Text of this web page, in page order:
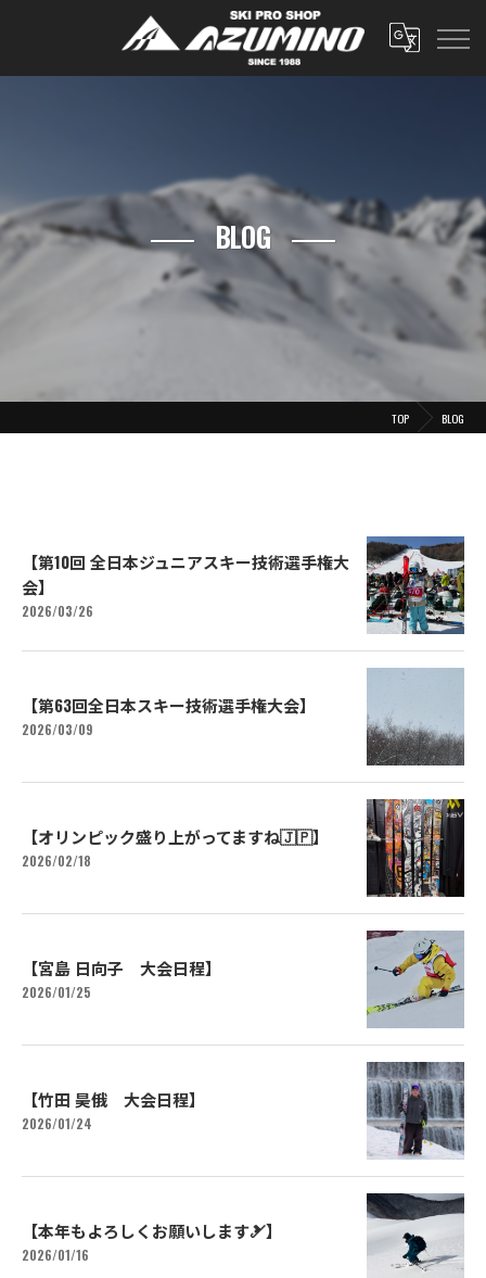
BLOG
TOP BLOG
【第10回 全日本ジュニアスキー技術選手権大
会】
2026/03/26
【第63回全日本スキー技術選手権大会】
2026/03/09
【オリンピック盛り上がってますね🇯🇵】
2026/02/18
【宮島 日向子 大会日程】
2026/01/25
【竹田 昊俄 大会日程】
2026/01/24
【本年もよろしくお願いします🎿】
2026/01/16